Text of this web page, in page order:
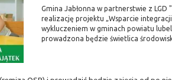
Gmina Jabłonna w partnerstwie z
realizację projektu „Wsparcie
wykluczeniem w gminach powiatu
prowadzona będzie świetlica